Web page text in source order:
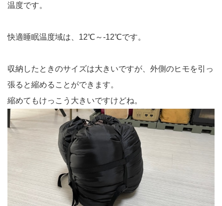
温度です。
快適睡眠温度域は、12℃～-12℃です。
収納したときのサイズは大きいですが、外側のヒモを引っ
張ると縮めることができます。
縮めてもけっこう大きいですけどね。